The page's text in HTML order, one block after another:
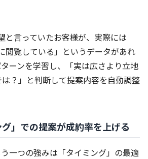
と言っていたお客様が、実際には
閲覧している」というデータがあれ
ーンを学習し、「実は広さより立地
？」と判断して提案内容を自動調整
グ」での提案が成約率を上げる
一つの強みは「タイミング」の最適